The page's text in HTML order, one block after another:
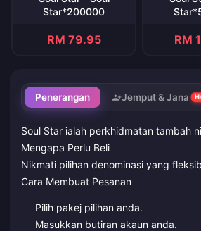
Star*200000
RM 79.95 RM
Penerangan Jemput & Jana
Soul Star ialah perkhidmatan tambah
Mengapa Perlu Beli
Nikmati pilihan denominasi yang
Cara Membuat Pesanan
Pilih pakej pilihan anda.
Masukkan butiran akaun anda.